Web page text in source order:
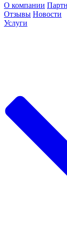
О компании
Отзывы Новости
Услуги